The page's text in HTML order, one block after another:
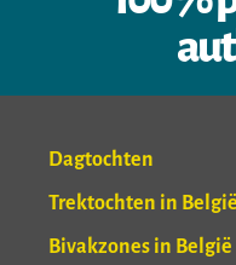
Dagtochten
Trektochten in België
Bivakzones in België